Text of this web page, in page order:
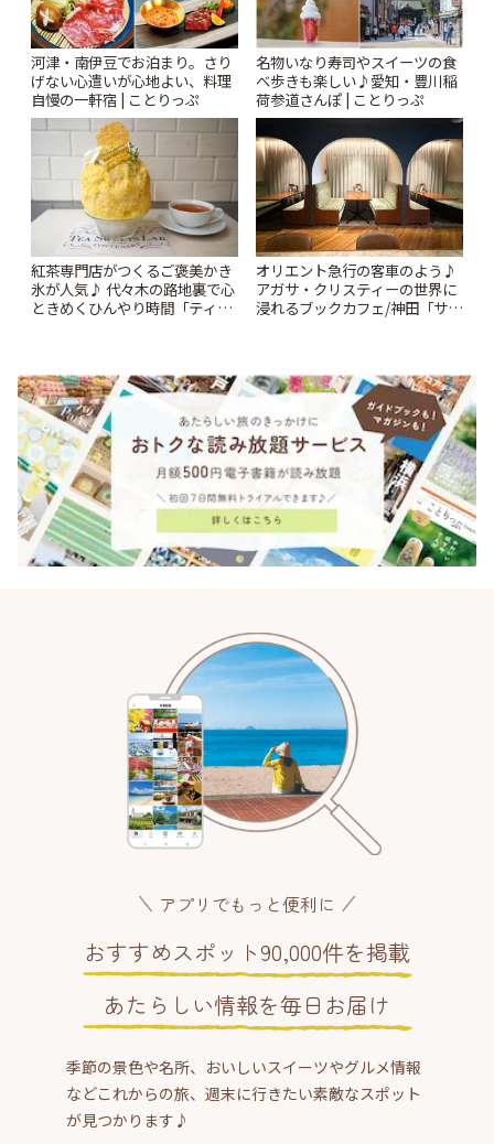
河津・南伊豆でお泊まり。さり
げない心遣いが心地よい、料理
自慢の一軒宿 | ことりっぷ
名物いなり寿司やスイーツの食
べ歩きも楽しい♪愛知・豊川稲
荷参道さんぽ | ことりっぷ
紅茶専門店がつくるご褒美かき
氷が人気♪ 代々木の路地裏で心
ときめくひんやり時間「ティー
オリエント急行の客車のよう♪
アガサ・クリスティーの世界に
浸れるブックカフェ/神田「サロ
アプリでもっと便利に
おすすめスポット90,000件を掲載
あたらしい情報を毎日お届け
季節の景色や名所、おいしいスイーツやグルメ情報
などこれからの旅、週末に行きたい素敵なスポット
が見つかります♪